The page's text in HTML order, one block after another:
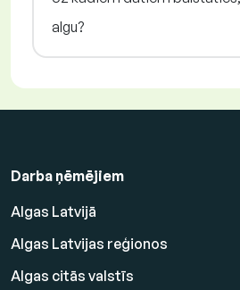
algu?
Darba ņēmējiem
Algas Latvijā
Algas Latvijas reģionos
Algas citās valstīs